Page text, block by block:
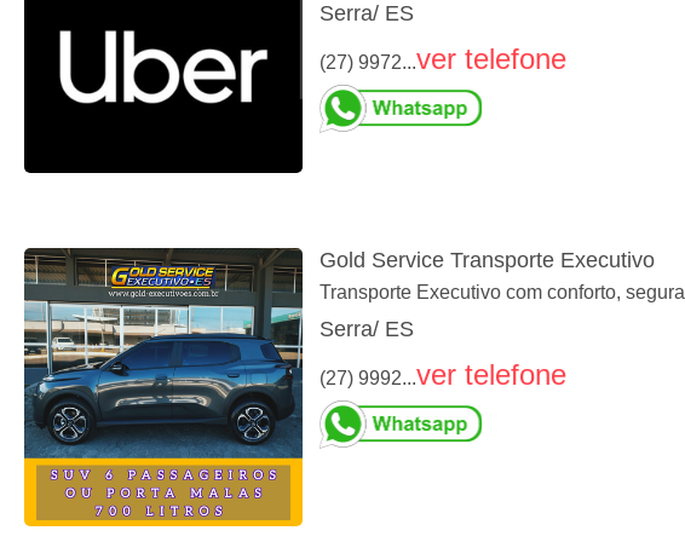
Serra/ ES
(27) 9972...ver telefone
Gold Service Transporte Executivo
Transporte Executivo com conforto,
Serra/ ES
(27) 9992...ver telefone